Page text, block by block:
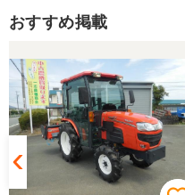
だきます。ありが
山梨県／伊藤明久
引き取りに行く
待っていて頂き有
山梨県／樋野進悦
おすすめ掲載